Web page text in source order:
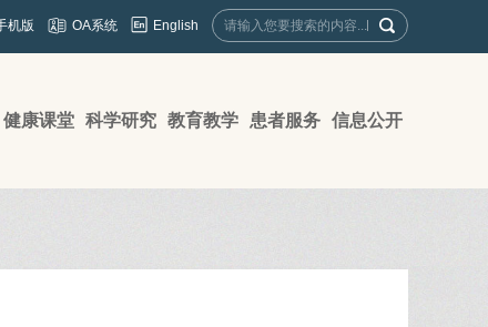
机版 OA系统 English
健康课堂 科学研究 教育教学 患者服务 信息公开